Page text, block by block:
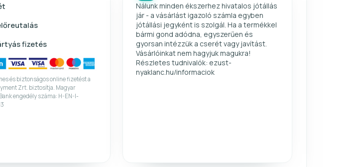
fizetés
és biztonságos online fizetést a
Zrt. biztosítja. Magyar
engedély száma: H-EN-I-
Nálunk minden ékszerhez hivatalos jótállás
jár - a vásárlást igazoló számla egyben
jótállási jegyként is szolgál. Ha a termékkel
bármi gond adódna, egyszerűen és
gyorsan intézzük a cserét vagy javítást.
Vásárlóinkat nem hagyjuk magukra!
Részletes tudnivalók: ezust-
nyaklanc.hu/informaciok